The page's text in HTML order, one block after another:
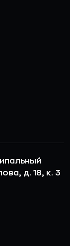
д. 18, к. 3